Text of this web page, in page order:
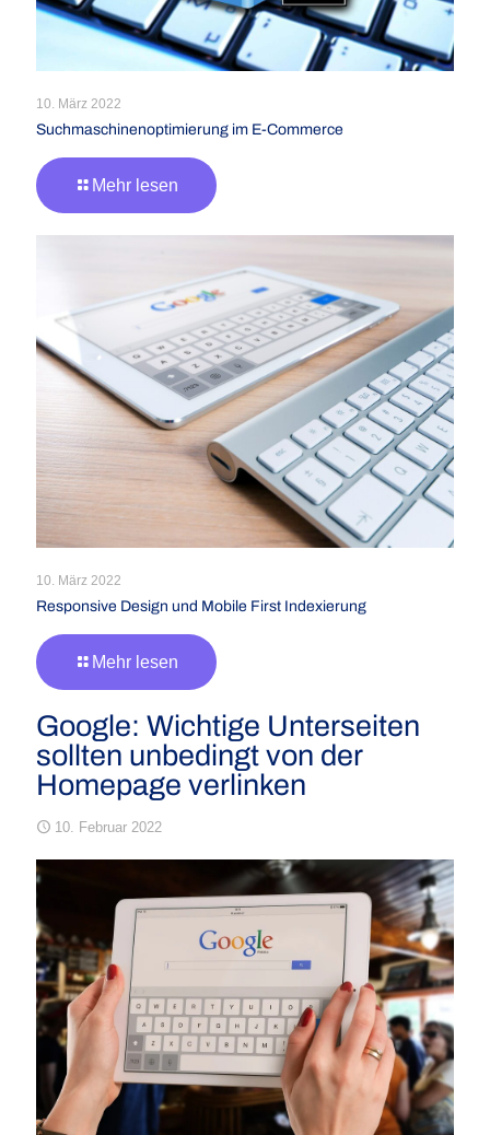
10. März 2022
Suchmaschinenoptimierung im E-Commerce
Mehr lesen
10. März 2022
Responsive Design und Mobile First Indexierung
Mehr lesen
Google: Wichtige Unterseiten
sollten unbedingt von der
Homepage verlinken
10. Februar 2022